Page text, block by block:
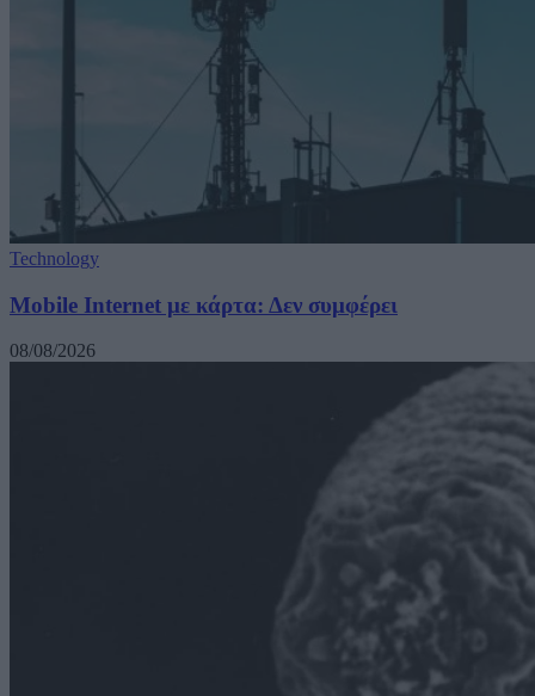
Technology
Mobile Internet με κάρτα: Δεν συμφέρει
08/08/2026